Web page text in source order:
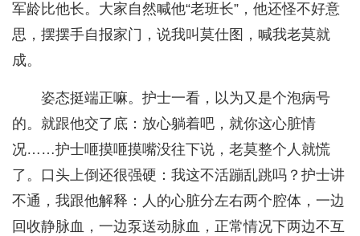
军龄比他长。大家自然喊他“老班长”，他还怪不好意
思，摆摆手自报家门，说我叫莫仕图，喊我老莫就
成。
姿态挺端正嘛。护士一看，以为又是个泡病号
的。就跟他交了底：放心躺着吧，就你这心脏情
况……护士咂摸咂摸嘴没往下说，老莫整个人就慌
了。口头上倒还很强硬：我这不活蹦乱跳吗？护士讲
不通，我跟他解释：人的心脏分左右两个腔体，一边
回收静脉血，一边泵送动脉血，正常情况下两边不互